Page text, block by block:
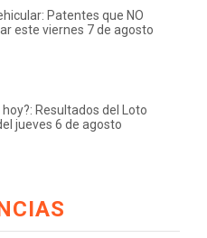
Patentes que NO
este viernes 7 de agosto
Resultados del Loto
jueves 6 de agosto